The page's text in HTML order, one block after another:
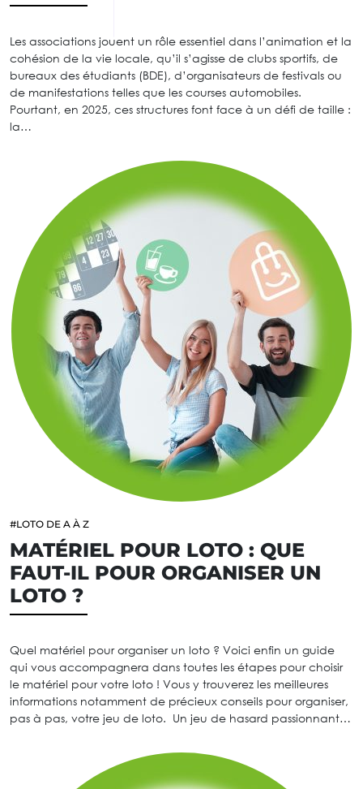
Les associations jouent un rôle essentiel dans l’animation et la
cohésion de la vie locale, qu’il s’agisse de clubs sportifs, de
bureaux des étudiants (BDE), d’organisateurs de festivals ou
de manifestations telles que les courses automobiles.
Pourtant, en 2025, ces structures font face à un défi de taille :
la…
#LOTO DE A À Z
MATÉRIEL POUR LOTO : QUE
FAUT-IL POUR ORGANISER UN
LOTO ?
Quel matériel pour organiser un loto ? Voici enfin un guide
qui vous accompagnera dans toutes les étapes pour choisir
le matériel pour votre loto ! Vous y trouverez les meilleures
informations notamment de précieux conseils pour organiser,
pas à pas, votre jeu de loto. Un jeu de hasard passionnant…